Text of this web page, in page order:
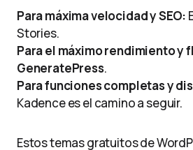
Para máxima velocidad y SEO:
Stories.
Para el máximo rendimiento y
GeneratePress.
Para funciones completas y
Kadence es el camino a seguir.
Estos temas gratuitos de